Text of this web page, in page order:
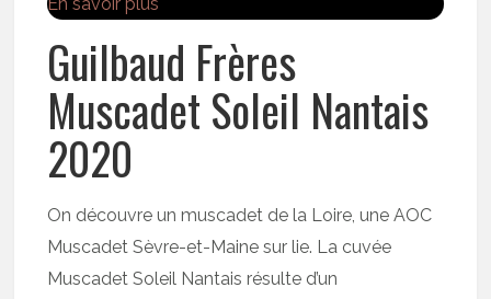
Guilbaud Frères
Muscadet Soleil Nantais
2020
On découvre un muscadet de la Loire, une AOC
Muscadet Sèvre-et-Maine sur lie. La cuvée
Muscadet Soleil Nantais résulte d’un